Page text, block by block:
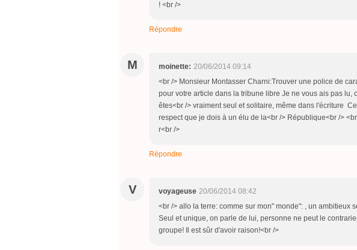
! <br />
Répondre
M moinette: 20/06/2014 09:14
<br /> Monsieur Montasser Charni:Trouver une police de
pour votre article dans la tribune libre Je ne vous ais pas lu,
êtes<br /> vraiment seul et solitaire, même dans l'écriture
respect que je dois à un élu de la<br /> République<br />
r<br />
Répondre
V voyageuse 20/06/2014 08:42
<br /> allo la terre: comme sur mon" monde": , un ambitieux
Seul et unique, on parle de lui, personne ne peut le
groupe! Il est sûr d'avoir raison!<br />